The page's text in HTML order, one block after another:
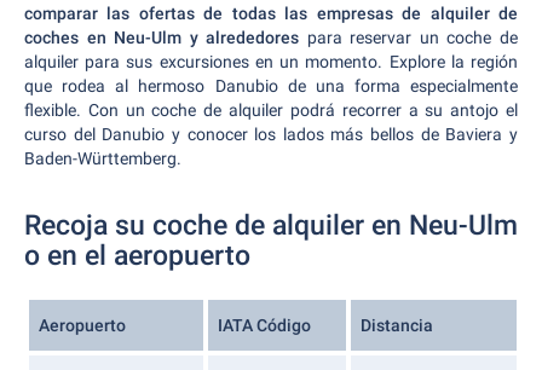
comparar las ofertas de todas las empresas de alquiler de
coches en Neu-Ulm y alrededores para reservar un coche de
alquiler para sus excursiones en un momento. Explore la región
que rodea al hermoso Danubio de una forma especialmente
flexible. Con un coche de alquiler podrá recorrer a su antojo el
curso del Danubio y conocer los lados más bellos de Baviera y
Baden-Württemberg.
Recoja su coche de alquiler en Neu-Ulm
o en el aeropuerto
Aeropuerto IATA Código Distancia